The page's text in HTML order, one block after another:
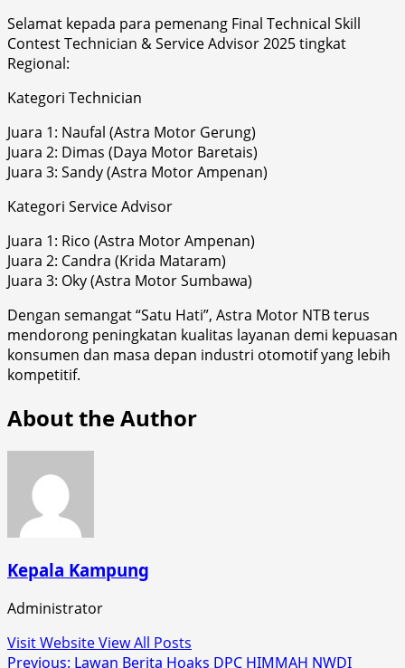
Selamat kepada para pemenang Final Technical Skill
Contest Technician & Service Advisor 2025 tingkat
Regional:
Kategori Technician
Juara 1: Naufal (Astra Motor Gerung)
Juara 2: Dimas (Daya Motor Baretais)
Juara 3: Sandy (Astra Motor Ampenan)
Kategori Service Advisor
Juara 1: Rico (Astra Motor Ampenan)
Juara 2: Candra (Krida Mataram)
Juara 3: Oky (Astra Motor Sumbawa)
Dengan semangat “Satu Hati”, Astra Motor NTB terus
mendorong peningkatan kualitas layanan demi kepuasan
konsumen dan masa depan industri otomotif yang lebih
kompetitif.
About the Author
Kepala Kampung
Administrator
Visit WebsiteView All Posts
Previous: Lawan Berita Hoaks DPC HIMMAH NWDI